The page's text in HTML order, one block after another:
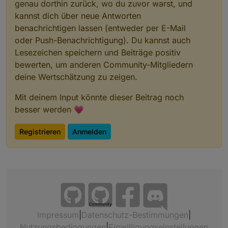
genau dorthin zurück, wo du zuvor warst, und
kannst dich über neue Antworten
benachrichtigen lassen (entweder per E-Mail
oder Push-Benachrichtigung). Du kannst auch
Lesezeichen speichern und Beiträge positiv
bewerten, um anderen Community-Mitgliedern
deine Wertschätzung zu zeigen.
Mit deinem Input könnte dieser Beitrag noch
besser werden 💗
Registrieren Anmelden
Community
Impressum Datenschutz-Bestimmungen